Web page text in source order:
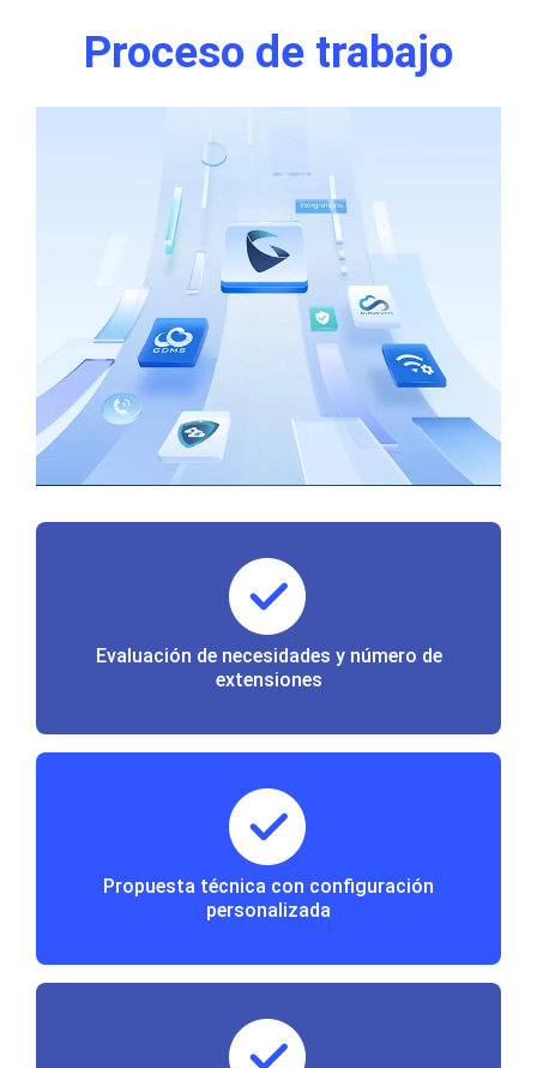
Proceso de trabajo
Evaluación de necesidades y número de
extensiones
Propuesta técnica con configuración
personalizada